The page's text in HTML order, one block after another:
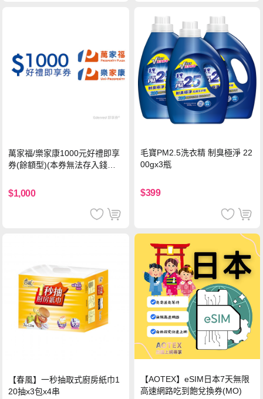
萬家福/樂家康1000元好禮即享
券(餘額型)(本券無法存入錢包
$1,000
毛寶PM2.5洗衣精 制臭極淨 22
00gx3瓶
$399
【春風】一秒抽取式廚房紙巾1
20抽x3包x4串
【AOTEX】eSIM日本7天無限
高速網路吃到飽兌換券(MO)